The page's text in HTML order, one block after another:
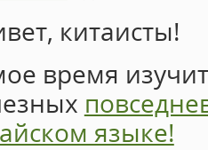
китаисты!
время
языке!